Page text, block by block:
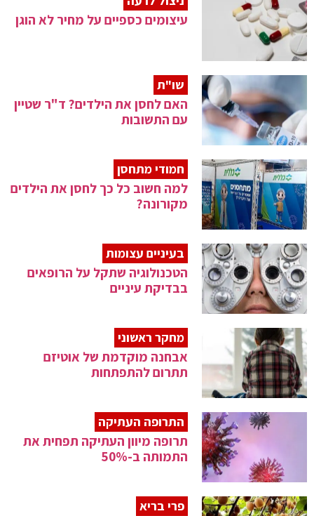
עיצומים כספיים על מחיר לא הוגן
שו"ת
האם לחסן את הילדים? ד"ר שטיין
עם התשובות
חמודי מתחסן
למה חשוב כל כך לחסן את הילדים
מקורונה?
בעיניים עצומות
הטכנולוגיה שתקל על הרופאים
בבדיקת עיניים
מחקר ראשוני
אבחנה מוקדמת של אוטיזם
תתרום להתפתחות
התרופה העתיקה
תרופה מיוון העתיקה תפחית את
התמותה ב-50%
פרי בריא